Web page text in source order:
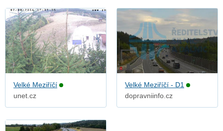
Velké Meziříčí
unet.cz
Velké Meziříčí - D1
dopravniinfo.cz